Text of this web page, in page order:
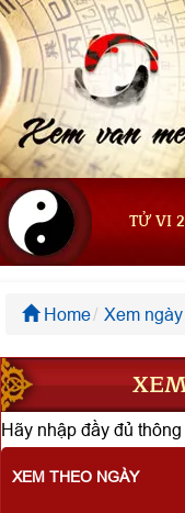
TỬ VI
Home Xem
Hãy nhập đầy đủ
XEM THEO NGÀY